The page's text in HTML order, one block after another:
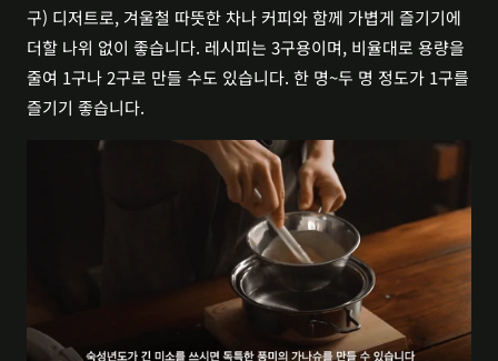
구) 디저트로, 겨울철 따뜻한 차나 커피와 함께 가볍게 즐기기에
더할 나위 없이 좋습니다. 레시피는 3구용이며, 비율대로 용량을
줄여 1구나 2구로 만들 수도 있습니다. 한 명~두 명 정도가 1구를
즐기기 좋습니다.